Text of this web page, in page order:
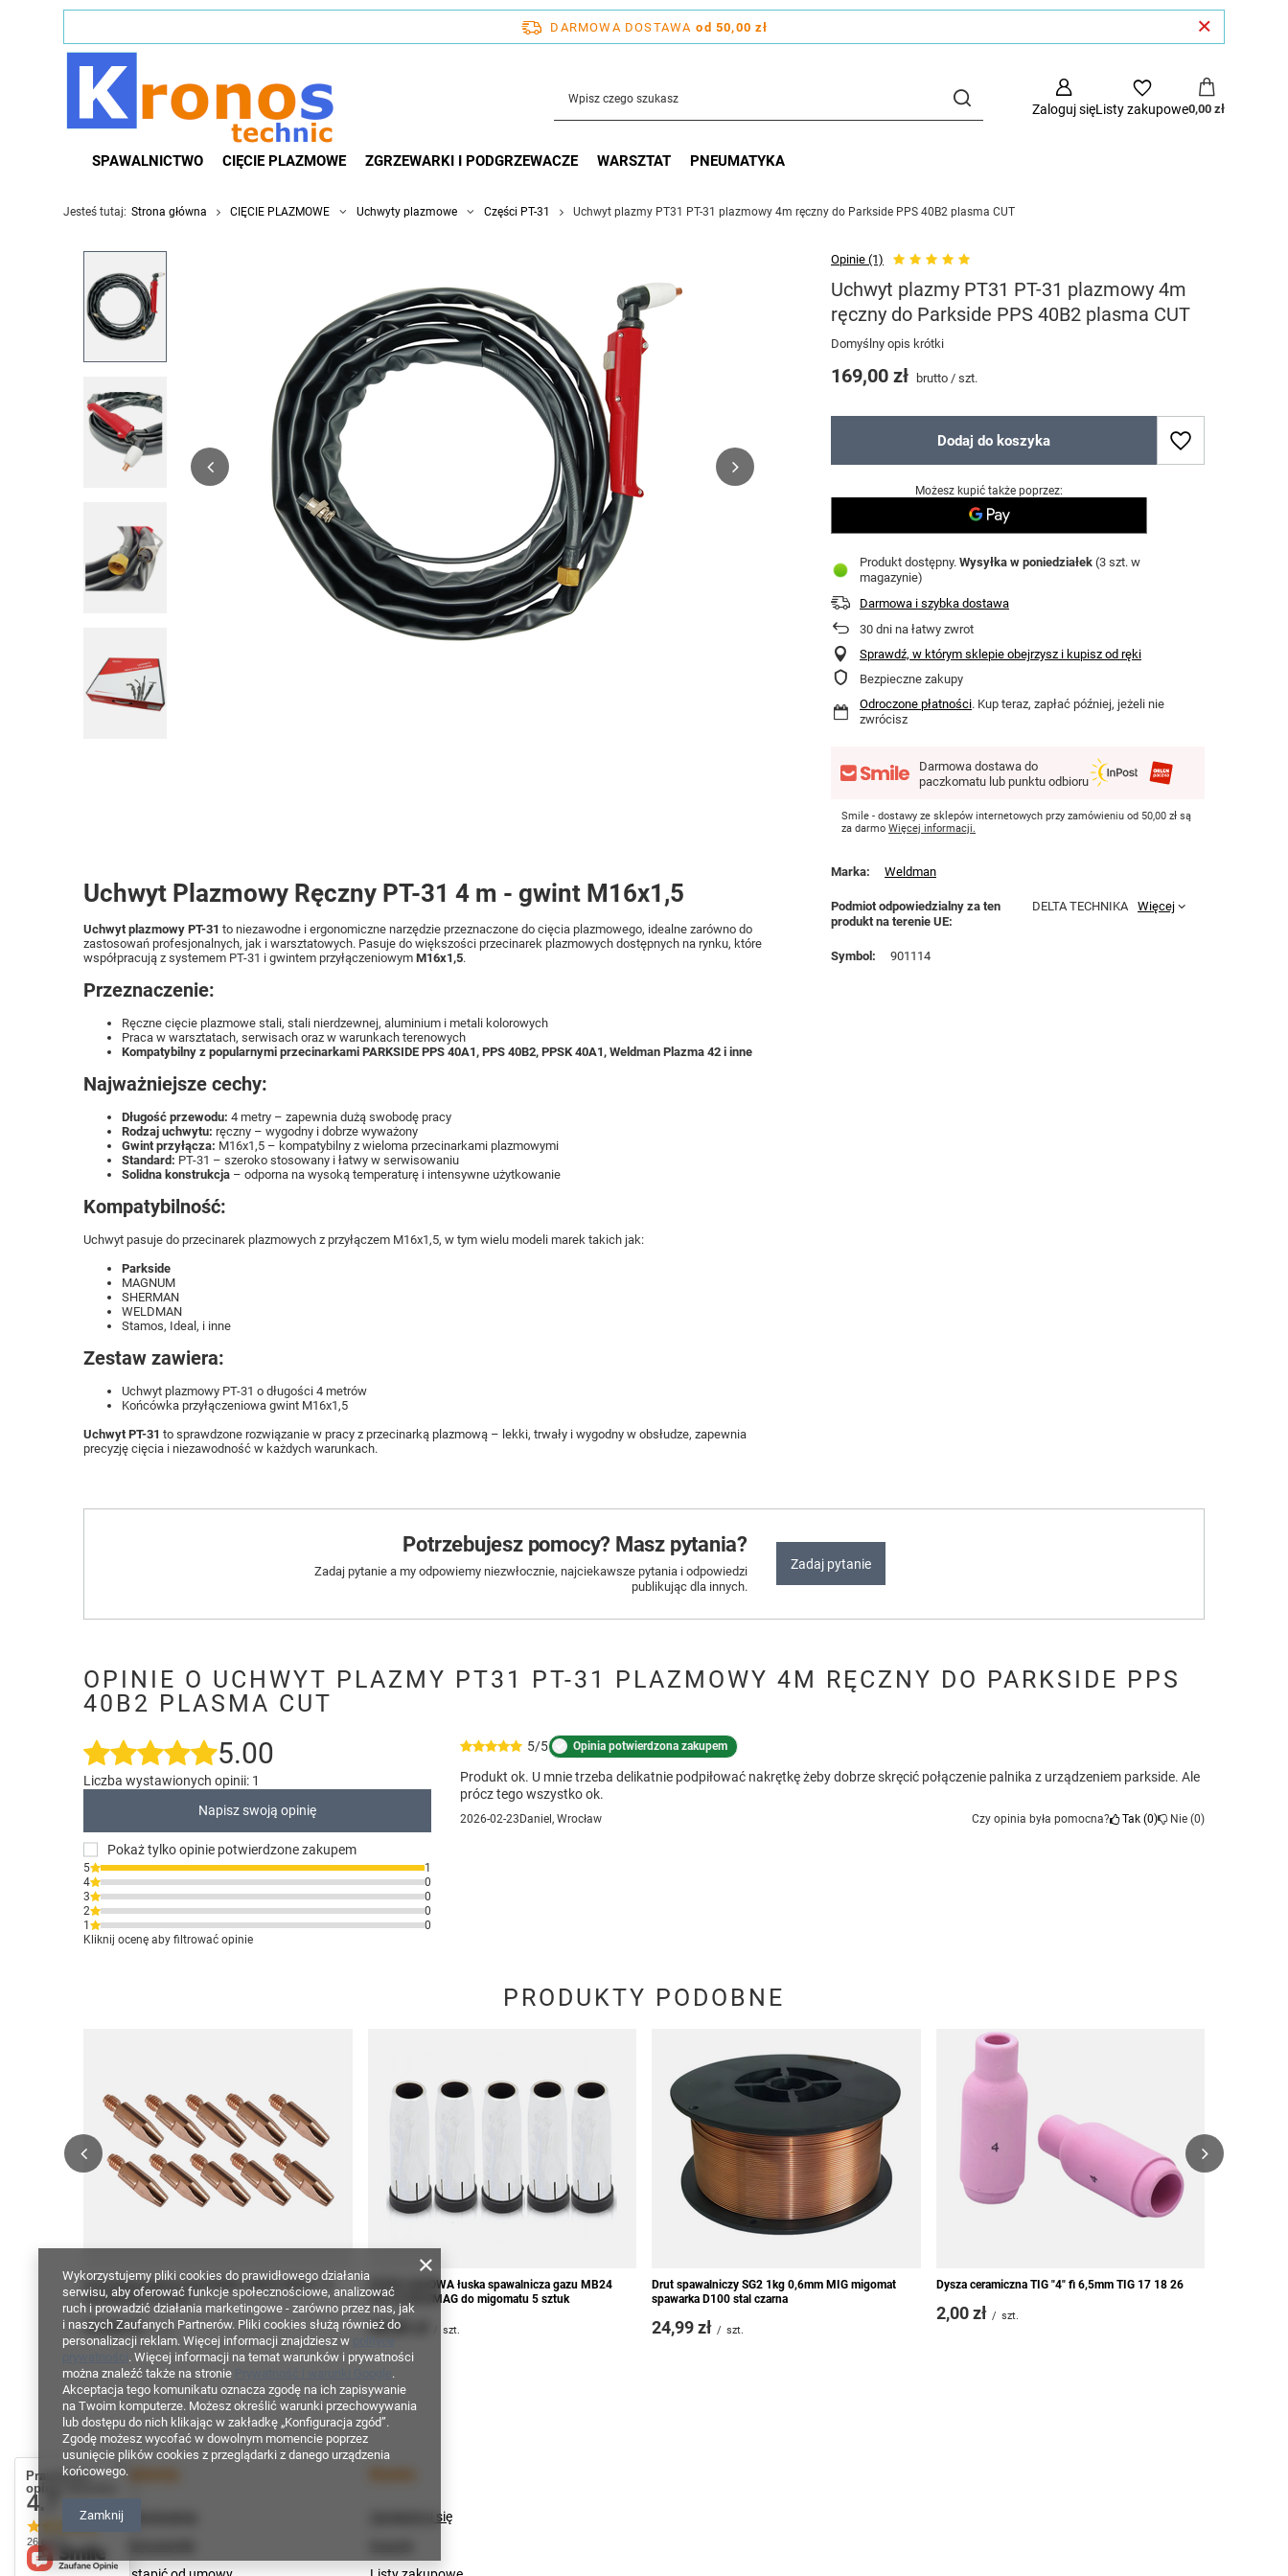
DARMOWA DOSTAWA od 50,00 zł
Zaloguj sięListy zakupowe0,00 zł
SPAWALNICTWO CIĘCIE PLAZMOWE ZGRZEWARKI I PODGRZEWACZE WARSZTAT PNEUMATYKA
Jesteś tutaj: Strona główna CIĘCIE PLAZMOWE Uchwyty plazmowe Części PT-31 Uchwyt plazmy PT31 PT-31 plazmowy 4m ręczny do Parkside PPS 40B2 plasma CUT
Opinie (1)
Uchwyt plazmy PT31 PT-31 plazmowy 4m
ręczny do Parkside PPS 40B2 plasma CUT
Domyślny opis krótki
169,00 zł brutto /szt.
Dodaj do koszyka
Możesz kupić także poprzez:
Produkt dostępny Wysyłkaw poniedziałek (3 szt. w
magazynie)
Darmowa i szybka dostawa
30 dni na łatwy zwrot
Sprawdź, w którym sklepie obejrzysz i kupisz od ręki
Bezpieczne zakupy
Odroczone płatności. Kup teraz, zapłać później, jeżeli nie
zwrócisz
Darmowa dostawa do
paczkomatu lub punktu odbioru
Smile - dostawy ze sklepów internetowych przy zamówieniu od 50,00 zł są
za darmoWięcej informacji.
Uchwyt Plazmowy Ręczny PT-31 4 m - gwint M16x1,5
Uchwyt plazmowy PT-31 to niezawodne i ergonomiczne narzędzie przeznaczone do cięcia plazmowego, idealne zarówno do
zastosowań profesjonalnych, jak i warsztatowych. Pasuje do większości przecinarek plazmowych dostępnych na rynku, które
współpracują z systemem PT-31 i gwintem przyłączeniowym M16x1,5.
Przeznaczenie:
Ręczne cięcie plazmowe stali, stali nierdzewnej, aluminium i metali kolorowych
Praca w warsztatach, serwisach oraz w warunkach terenowych
Kompatybilny z popularnymi przecinarkami PARKSIDE PPS 40A1, PPS 40B2, PPSK 40A1, Weldman Plazma 42 i inne
Najważniejsze cechy:
Długość przewodu: 4 metry – zapewnia dużą swobodę pracy
Rodzaj uchwytu: ręczny – wygodny i dobrze wyważony
Gwint przyłącza: M16x1,5 – kompatybilny z wieloma przecinarkami plazmowymi
Standard: PT-31 – szeroko stosowany i łatwy w serwisowaniu
Solidna konstrukcja – odporna na wysoką temperaturę i intensywne użytkowanie
Kompatybilność:
Uchwyt pasuje do przecinarek plazmowych z przyłączem M16x1,5, w tym wielu modeli marek takich jak:
Parkside
MAGNUM
SHERMAN
WELDMAN
Stamos, Ideal, i inne
Zestaw zawiera:
Uchwyt plazmowy PT-31 o długości 4 metrów
Końcówka przyłączeniowa gwint M16x1,5
Uchwyt PT-31 to sprawdzone rozwiązanie w pracy z przecinarką plazmową – lekki, trwały i wygodny w obsłudze, zapewnia
precyzję cięcia i niezawodność w każdych warunkach.
Marka Weldman
Podmiot odpowiedzialny za ten
produkt na terenie UE
DELTA TECHNIKA Więcej
Symbol 901114
Potrzebujesz pomocy? Masz pytania?
Zadaj pytanie a my odpowiemy niezwłocznie, najciekawsze pytania i odpowiedzi
publikując dla innych.
Zadaj pytanie
OPINIE O UCHWYT PLAZMY PT31 PT-31 PLAZMOWY 4M RĘCZNY DO PARKSIDE PPS
40B2 PLASMA CUT
5.00
Liczba wystawionych opinii: 1
Napisz swoją opinię
Pokaż tylko opinie potwierdzone zakupem
5
1
4
0
3
0
2
0
1
0
Kliknij ocenę aby filtrować opinie
5/5 Opinia potwierdzona zakupem
Produkt ok. U mnie trzeba delikatnie podpiłować nakrętkę żeby dobrze skręcić połączenie palnika z urządzeniem parkside. Ale
prócz tego wszystko ok.
2026-02-23Daniel, Wrocław Czy opinia była pomocna? Tak 0 Nie 0
PRODUKTY PODOBNE
Końcówka prądowa typ BINZEL MB25 MB24 1.0
mm M6X28 10 sztuk
24,00 zł / szt.
DYSZA GAZOWA łuska spawalnicza gazu MB24
TW-24 MIG/MAG do migomatu 5 sztuk
28,00 zł szt.
Drut spawalniczy SG2 1kg 0,6mm MIG migomat
spawarka D100 stal czarna
24,99 zł / szt.
Dysza ceramiczna TIG "4" fi 6,5mm TIG 17 18 26
2,00 zł / szt.
Zamówienia
Status zamówienia
Śledzenie przesyłki
Zarejestruj się
Prawdziwe
opinie klientów
4.7
26 opinii
Wykorzystujemy pliki cookies do prawidłowego działania
serwisu, aby oferować funkcje społecznościowe, analizować
ruch i prowadzić działania marketingowe - zarówno przez nas, jak
i naszych Zaufanych Partnerów. Pliki cookies służą również do
personalizacji reklam. Więcej informacji znajdziesz w
polityce
. Więcej informacji na temat warunków i prywatności
można znaleźć także na stronie
.
Akceptacja tego komunikatu oznacza zgodę na ich zapisywanie
na Twoim komputerze. Możesz określić warunki przechowywania
lub dostępu do nich klikając w zakładkę „Konfiguracja zgód”.
Zgodę możesz wycofać w dowolnym momencie poprzez
usunięcie plików cookies z przeglądarki z danego urządzenia
końcowego.
Zamknij